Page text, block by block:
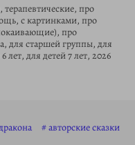
терапевтические, про
с картинками, про
про
для старшей группы, для
лет, для детей 7 лет, 2026
авторские сказки